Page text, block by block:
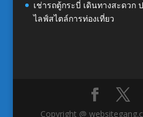
เช่ารถตู้กระบี่ เดินทางสะดวก
ไลฟ์สไตล์การท่องเที่ยว
Copyright @